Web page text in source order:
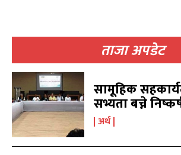
काबिल-खबर
काबिल-खबर
ताजा अपडेट
सामूहिक
सभ्यता बच्ने
अर्थ